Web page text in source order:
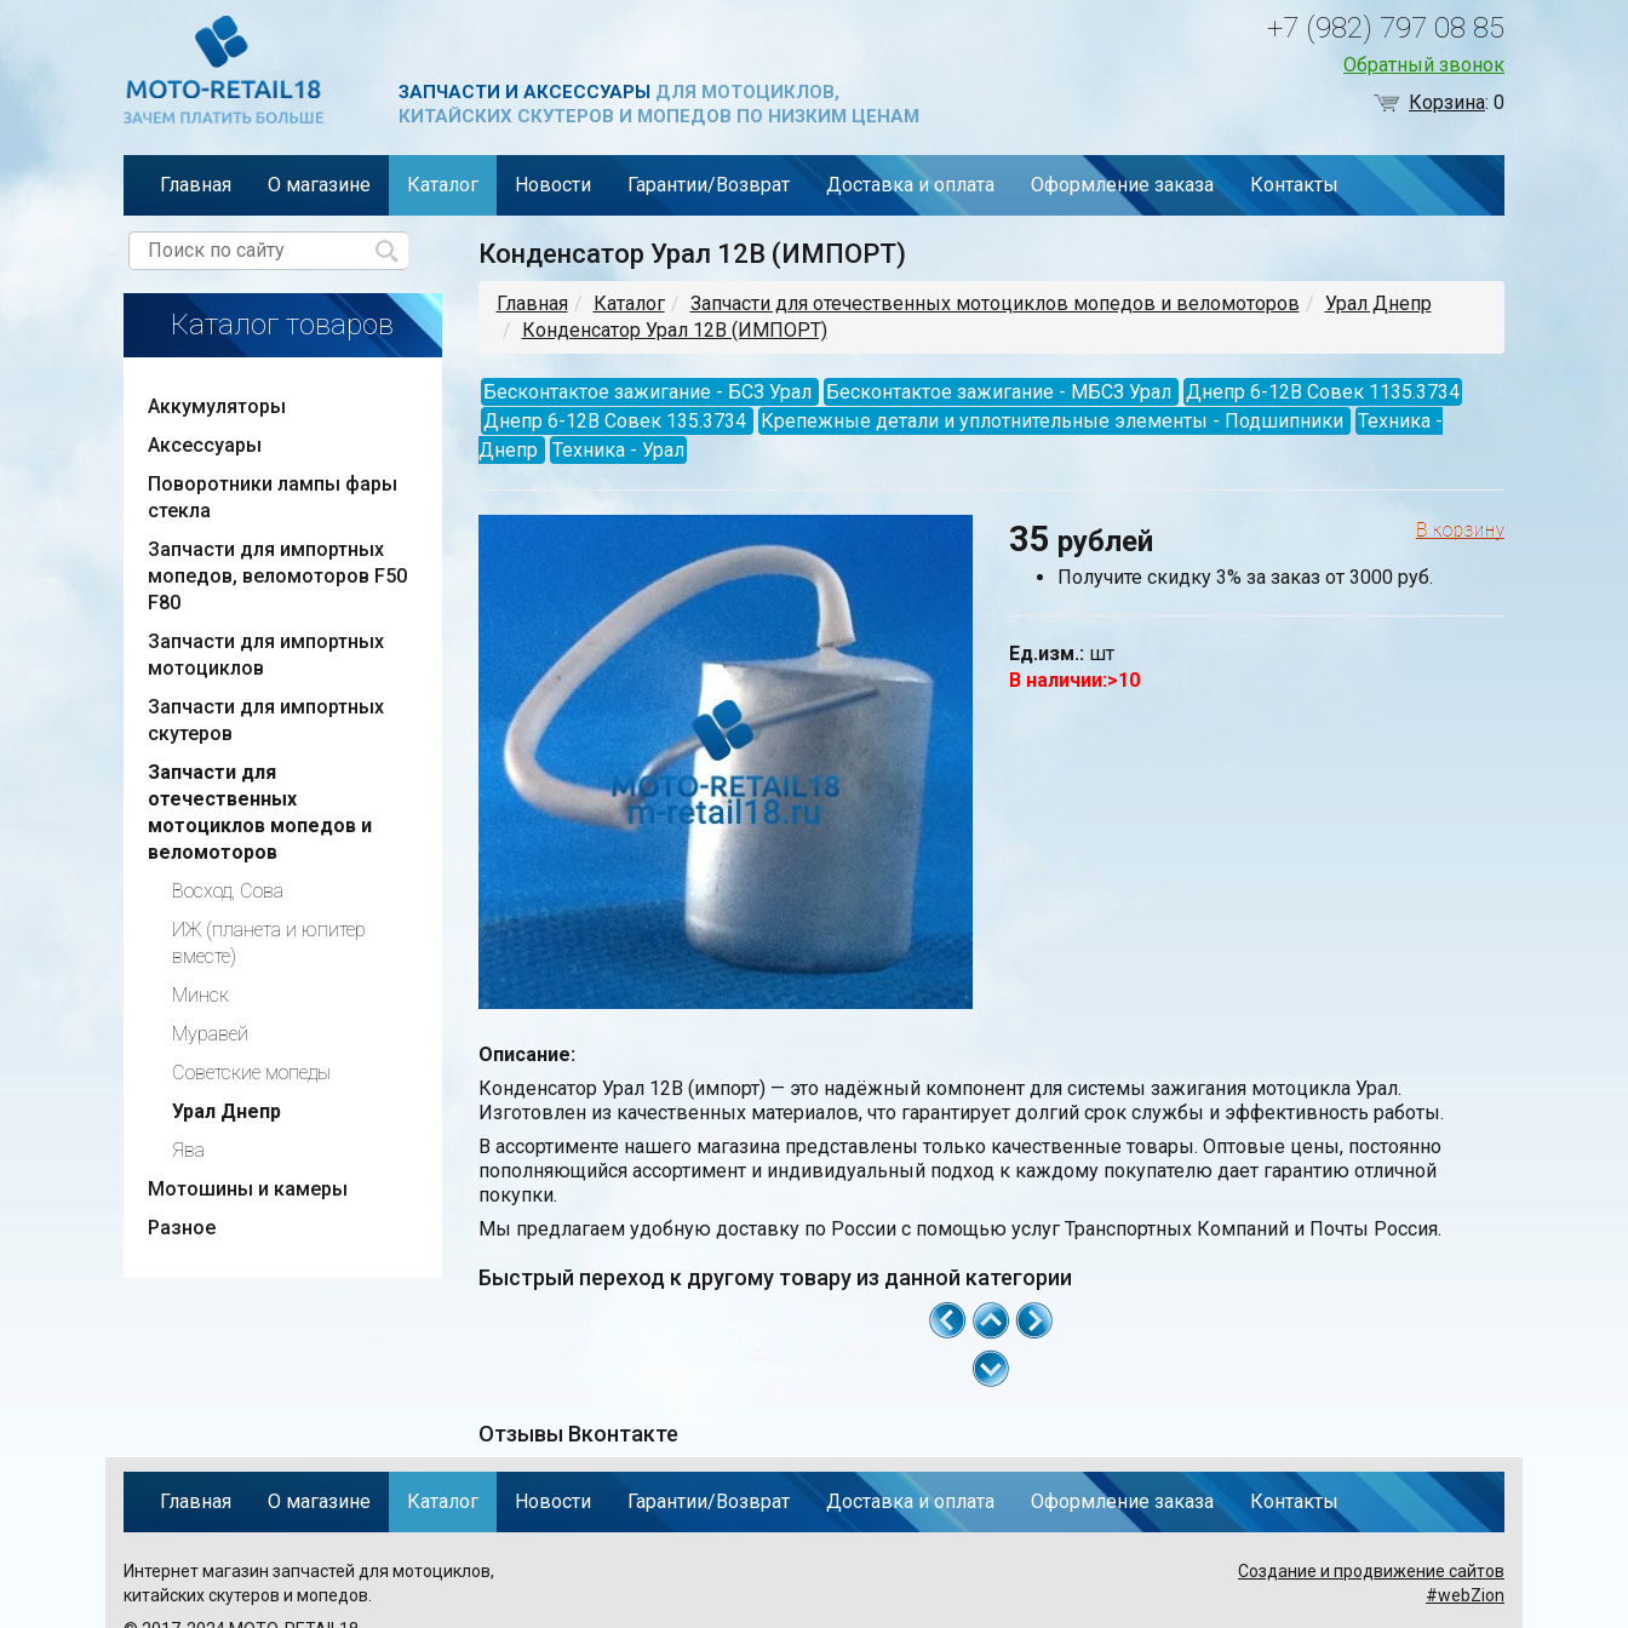
ЗАПЧАСТИ И АКСЕССУАРЫДЛЯ МОТОЦИКЛОВ,
КИТАЙСКИХ СКУТЕРОВ И МОПЕДОВ ПО НИЗКИМ ЦЕНАМ
+7 (982) 797 08 85
Обратный звонок
Корзина: 0
Главная О магазине Каталог Новости Гарантии/Возврат Доставка и оплата Оформление заказа Контакты
Каталог товаров
Аккумуляторы
Аксессуары
Поворотники лампы фары
стекла
Запчасти для импортных
мопедов, веломоторов F50
F80
Запчасти для импортных
мотоциклов
Запчасти для импортных
скутеров
Запчасти для
отечественных
мотоциклов мопедов и
веломоторов
Восход, Сова
ИЖ (планета и юпитер
вместе)
Минск
Муравей
Советские мопеды
Урал Днепр
Ява
Мотошины и камеры
Разное
Конденсатор Урал 12В (ИМПОРТ)
Главная Каталог Запчасти для отечественных мотоциклов мопедов и веломоторов
Урал Днепр
Конденсатор Урал 12В (ИМПОРТ)
Бесконтактое зажигание - БСЗ Урал Бесконтактое зажигание - МБСЗ Урал
Днепр 6-12В Совек 1135.3734
Днепр 6-12В Совек 135.3734
Крепежные детали и уплотнительные элементы - Подшипники
Техника -
Днепр
Техника - Урал
35 рублей
Получите скидку 3% за заказ от 3000 руб.
Ед.изм.: шт
В наличии:>10
Описание:
Конденсатор Урал 12В (импорт) — это надёжный компонент для системы зажигания мотоцикла Урал.
Изготовлен из качественных материалов, что гарантирует долгий срок службы и эффективность работы.
В ассортименте нашего магазина представлены только качественные товары. Оптовые цены, постоянно
пополняющийся ассортимент и индивидуальный подход к каждому покупателю дает гарантию отличной
покупки.
Мы предлагаем удобную доставку по России с помощью услуг Транспортных Компаний и Почты Россия.
Быстрый переход к другому товару из данной категории
Отзывы Вконтакте
Главная О магазине Каталог Новости Гарантии/Возврат Доставка и оплата Оформление заказа Контакты
Интернет магазин запчастей для мотоциклов,
китайских скутеров и мопедов.
Создание и продвижение сайтов
#webZion